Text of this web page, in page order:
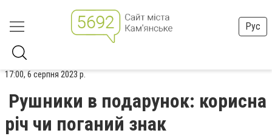
Рус
17:00, 6 серпня 2023 р.
Рушники в подарунок: корисна
річ чи поганий знак